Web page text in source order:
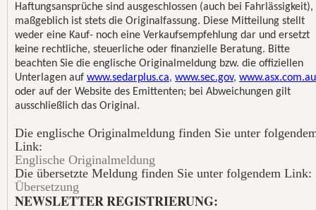
Haftungsansprüche sind ausgeschlossen (auch bei Fahrlässigkeit),
maßgeblich ist stets die Originalfassung. Diese Mitteilung stellt
weder eine Kauf- noch eine Verkaufsempfehlung dar und ersetzt
keine rechtliche, steuerliche oder finanzielle Beratung. Bitte
beachten Sie die englische Originalmeldung bzw. die offiziellen
Unterlagen auf www.sedarplus.ca, www.sec.gov, www.asx.com.au
oder auf der Website des Emittenten; bei Abweichungen gilt
ausschließlich das Original.
Die englische Originalmeldung finden Sie unter
Link:
Englische Originalmeldung
Die übersetzte Meldung finden Sie unter folgendem Link:
Übersetzung
NEWSLETTER REGISTRIERUNG: